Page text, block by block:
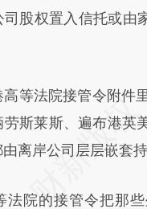
真实意图存在偏差
股权置入信托或由
法院接管令附件里
斯莱斯、遍布港英
由离岸公司层层嵌套
的接管令把那些